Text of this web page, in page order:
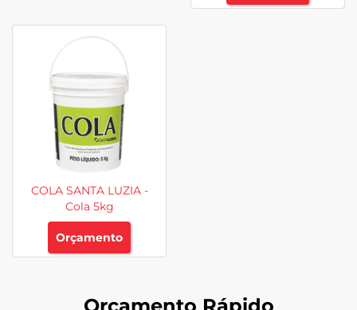
COLA SANTA LUZIA -
Cola 5kg
Orçamento
Orçamento Rápido